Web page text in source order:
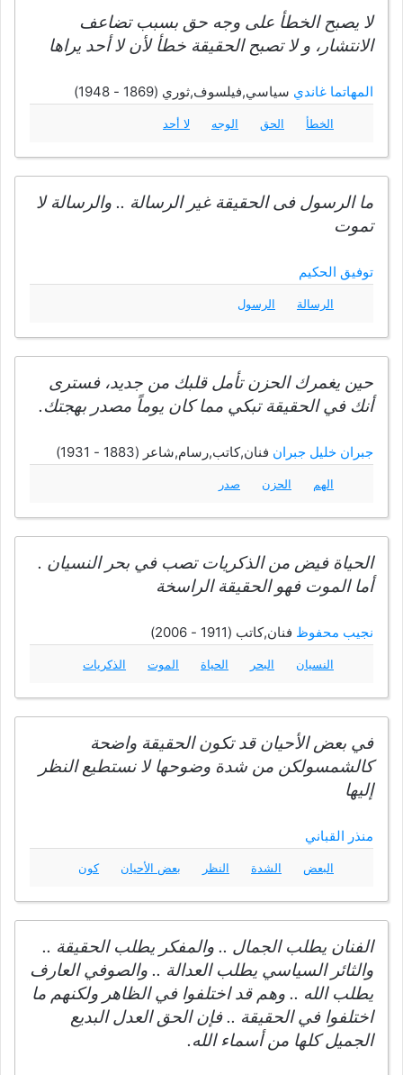
لا يصبح الخطأ على وجه حق بسبب تضاعف
الانتشار، و لا تصبح الحقيقة خطأ لأن لا أحد يراها
المهاتما غاندي سياسي,فيلسوف,ثوري (1869 - 1948)
الخطأ الحق الوجه لا أحد
ما الرسول فى الحقيقة غير الرسالة .. والرسالة لا
تموت
توفيق الحكيم
الرسالة الرسول
حين يغمرك الحزن تأمل قلبك من جديد، فسترى
أنك في الحقيقة تبكي مما كان يوماً مصدر بهجتك.
جبران خليل جبران فنان,كاتب,رسام,شاعر (1883 - 1931)
الهم الحزن صدر
الحياة فيض من الذكريات تصب في بحر النسيان .
أما الموت فهو الحقيقة الراسخة
نجيب محفوظ فنان,كاتب (1911 - 2006)
النسيان البحر الحياة الموت الذكريات
في بعض الأحيان قد تكون الحقيقة واضحة
كالشمسولكن من شدة وضوحها لا نستطيع النظر
إليها
منذر القباني
البعض الشدة النظر بعض الأحيان كون
الفنان يطلب الجمال .. والمفكر يطلب الحقيقة ..
والثائر السياسي يطلب العدالة .. والصوفي العارف
يطلب الله .. وهم قد اختلفوا في الظاهر ولكنهم ما
اختلفوا في الحقيقة .. فإن الحق العدل البديع
الجميل كلها من أسماء الله.